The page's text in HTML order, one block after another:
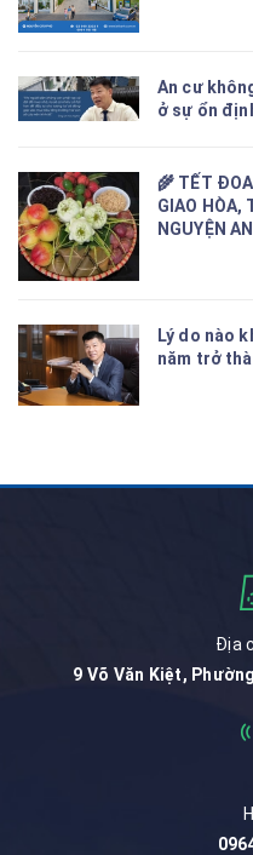
An cư
ở sự ổn
🌾 TẾT
GIAO HÒA,
NGUYỆN
Lý do nào
năm trở
Địa
9 Võ Văn Kiệt,